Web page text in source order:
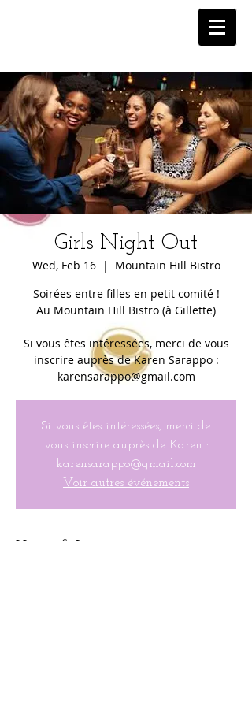
Girls Night Out
Wed, Feb 16
  |
Mountain Hill Bistro
Soirées entre filles en petit comité !
Au Mountain Hill Bistro (à Gillette)
Si vous êtes intéressées, merci de vous
inscrire auprès de Karen Sarappo :
karensarappo@gmail.com
Si vous êtes intéressées, merci de
vous inscrire auprès de Karen :
karensarappo@gmail.com
Voir autres événements